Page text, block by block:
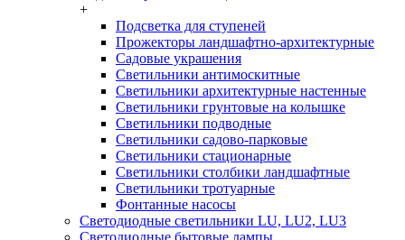
+
Подсветка для ступеней
Прожекторы ландшафтно-архитектурные
Садовые украшения
Светильники антимоскитные
Светильники архитектурные настенные
Светильники грунтовые на колышке
Светильники подводные
Светильники садово-парковые
Светильники стационарные
Светильники столбики ландшафтные
Светильники тротуарные
Фонтанные насосы
Светодиодные светильники LU, LU2, LU3
Светодиодные бытовые лампы